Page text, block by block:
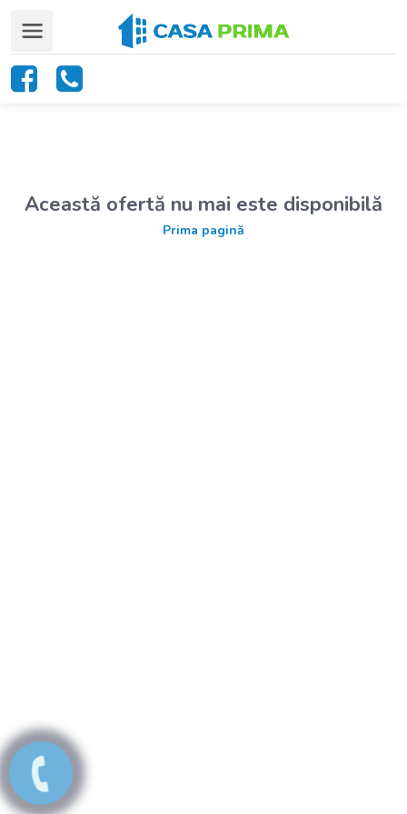
Această ofertă nu mai este disponibilă
Prima pagină